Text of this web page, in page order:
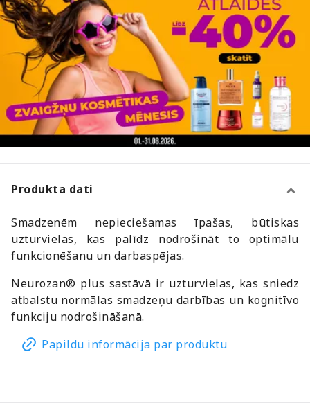
Produkta dati
Smadzenēm nepieciešamas īpašas, būtiskas
uzturvielas, kas palīdz nodrošināt to optimālu
funkcionēšanu un darbaspējas.
Neurozan® plus sastāvā ir uzturvielas, kas sniedz
atbalstu normālas smadzeņu darbības un kognitīvo
funkciju nodrošināšanā.
Papildu informācija par produktu